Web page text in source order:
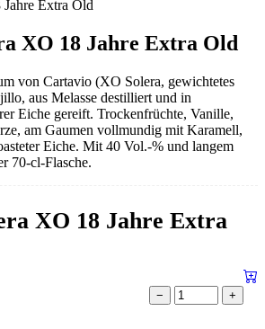
Extra Old
XO 18 Jahre Extra Old
von Cartavio (XO Solera, gewichtetes
aus Melasse destilliert und in
Eiche gereift. Trockenfrüchte, Vanille,
am Gaumen vollmundig mit Karamell,
Eiche. Mit 40 Vol.-% und langem
70-cl-Flasche.
XO 18 Jahre Extra
− +